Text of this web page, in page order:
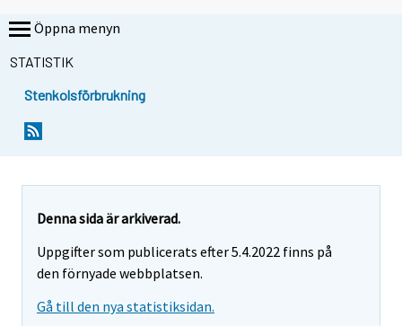
Öppna menyn
STATISTIK
Stenkolsförbrukning
Denna sida är arkiverad.
Uppgifter som publicerats efter 5.4.2022 finns på
den förnyade webbplatsen.
Gå till den nya statistiksidan.